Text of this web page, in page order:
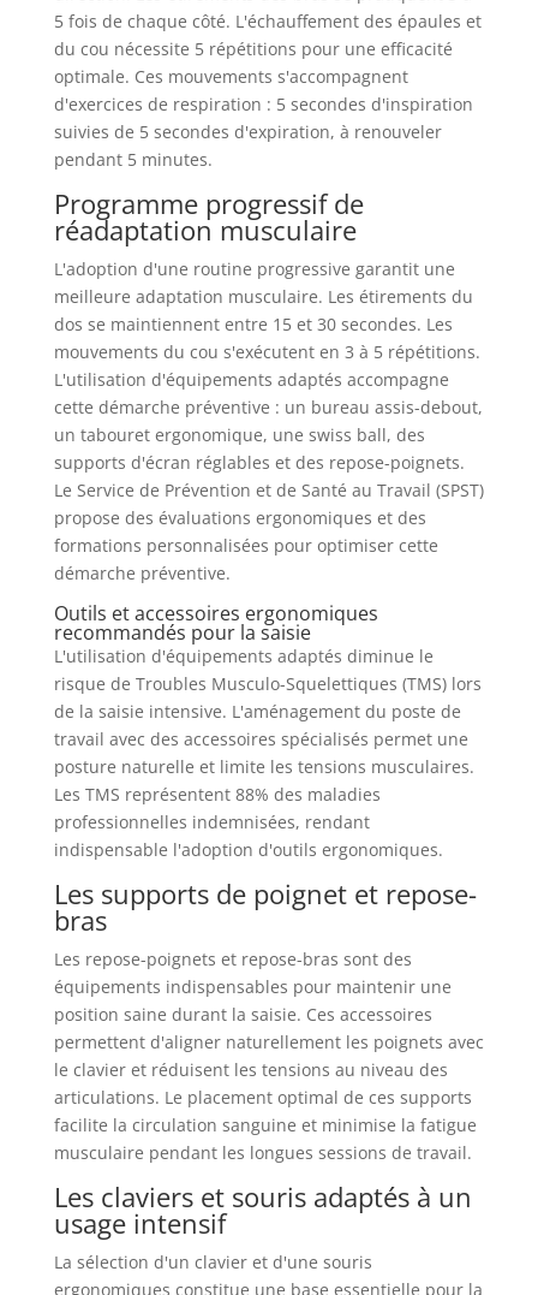
5 fois de chaque côté. L'échauffement des épaules et
du cou nécessite 5 répétitions pour une efficacité
optimale. Ces mouvements s'accompagnent
d'exercices de respiration : 5 secondes d'inspiration
suivies de 5 secondes d'expiration, à renouveler
pendant 5 minutes.
Programme progressif de
réadaptation musculaire
L'adoption d'une routine progressive garantit une
meilleure adaptation musculaire. Les étirements du
dos se maintiennent entre 15 et 30 secondes. Les
mouvements du cou s'exécutent en 3 à 5 répétitions.
L'utilisation d'équipements adaptés accompagne
cette démarche préventive : un bureau assis-debout,
un tabouret ergonomique, une swiss ball, des
supports d'écran réglables et des repose-poignets.
Le Service de Prévention et de Santé au Travail (SPST)
propose des évaluations ergonomiques et des
formations personnalisées pour optimiser cette
démarche préventive.
Outils et accessoires ergonomiques
recommandés pour la saisie
L'utilisation d'équipements adaptés diminue le
risque de Troubles Musculo-Squelettiques (TMS) lors
de la saisie intensive. L'aménagement du poste de
travail avec des accessoires spécialisés permet une
posture naturelle et limite les tensions musculaires.
Les TMS représentent 88% des maladies
professionnelles indemnisées, rendant
indispensable l'adoption d'outils ergonomiques.
Les supports de poignet et repose-
bras
Les repose-poignets et repose-bras sont des
équipements indispensables pour maintenir une
position saine durant la saisie. Ces accessoires
permettent d'aligner naturellement les poignets avec
le clavier et réduisent les tensions au niveau des
articulations. Le placement optimal de ces supports
facilite la circulation sanguine et minimise la fatigue
musculaire pendant les longues sessions de travail.
Les claviers et souris adaptés à un
usage intensif
La sélection d'un clavier et d'une souris
ergonomiques constitue une base essentielle pour la